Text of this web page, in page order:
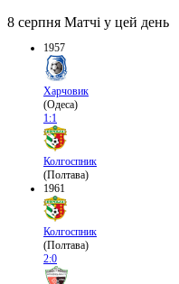
8 серпня Матчі у цей день
1957
Харчовик
(Одеса)
1:1
Колгоспник
(Полтава)
1961
Колгоспник
(Полтава)
2:0